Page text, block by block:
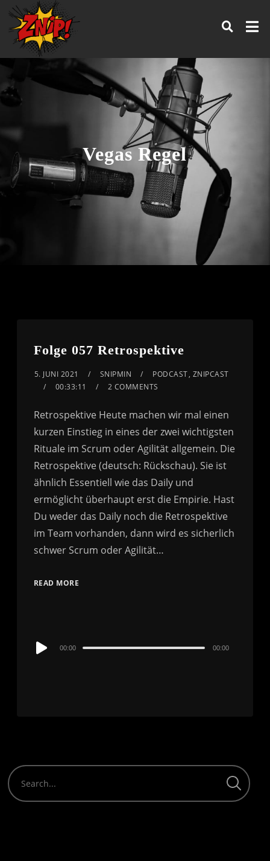
Vegas Regel
Folge 057 Retrospektive
5. JUNI 2021 SNIPMIN PODCAST, ZNIPCAST
00:33:11
2 COMMENTS
Retrospektive Heute machen wir mal einen
kurzen Einstieg in eines der zwei wichtigsten
Rituale im Scrum oder Agilität allgemein. Die
Retrospektive (deutsch: Rückschau). Sie ist
ähnlich Essentiell wie das Daily und
ermöglicht überhaupt erst die Empirie. Hast
Du weder das Daily noch die Retrospektive
im Team vorhanden, dann wird es sicherlich
schwer Scrum oder Agilität…
READ MORE
Audio
00:00 00:00